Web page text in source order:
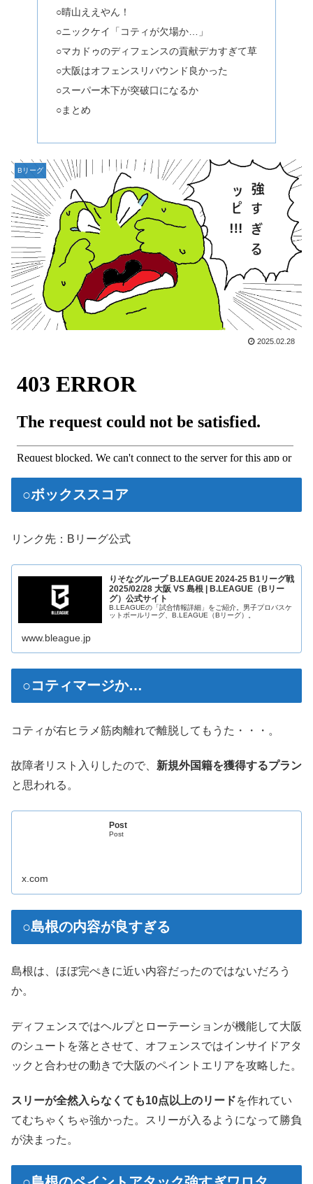
○晴山ええやん！
○ニックケイ「コティが欠場か…」
○マカドゥのディフェンスの貢献デカすぎて草
○大阪はオフェンスリバウンド良かった
○スーパー木下が突破口になるか
○まとめ
Bリーグ
2025.02.28
○ボックススコア
リンク先：Bリーグ公式
りそなグループ B.LEAGUE 2024-25 B1リーグ戦
2025/02/28 大阪 VS 島根 | B.LEAGUE（Bリー
グ）公式サイト
B.LEAGUEの「試合情報詳細」をご紹介。男子プロバスケ
ットボールリーグ、B.LEAGUE（Bリーグ）。
www.bleague.jp
○コティマージか…
コティが右ヒラメ筋肉離れで離脱してもうた・・・。
故障者リスト入りしたので、 新規外国籍を獲得するプラン
と思われる。
Post
Post
x.com
○島根の内容が良すぎる
島根は、ほぼ完ぺきに近い内容だったのではないだろう
か。
ディフェンスではヘルプとローテーションが機能して大阪
のシュートを落とさせて、オフェンスではインサイドアタ
ックと合わせの動きで大阪のペイントエリアを攻略した。
スリーが全然入らなくても10点以上のリードを作れてい
てむちゃくちゃ強かった。スリーが入るようになって勝負
が決まった。